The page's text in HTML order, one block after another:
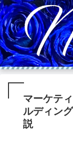
マーケテ
ルディン
説